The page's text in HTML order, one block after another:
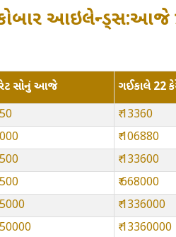
આઇલેન્ડ્સ:આજે
સોનું આજે ગઈકાલે 22
₹ 13360
₹ 106880
₹ 133600
₹ 668000
₹ 1336000
₹ 13360000